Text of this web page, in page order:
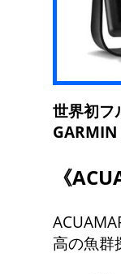
世界初フ
《
高の魚群